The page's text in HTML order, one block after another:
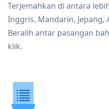
Terjemahkan di antara
Inggris, Mandarin, Jepang,
Beralih antar pasangan
klik.